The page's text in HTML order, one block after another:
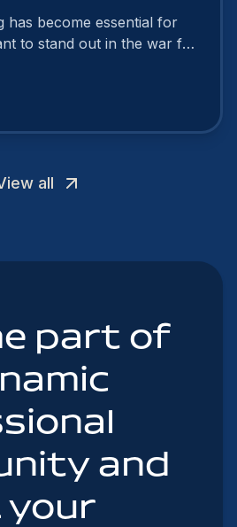
has become essential for
to stand out in the war for
all
part of
and
your